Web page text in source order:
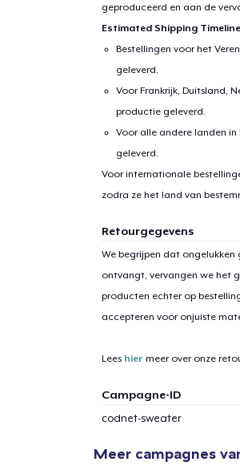
geproduceerd en aan de
Estimated Shipping
Bestellingen voor het
geleverd.
Voor Frankrijk, Duitsland,
productie geleverd.
Voor alle andere landen
geleverd.
Voor internationale
zodra ze het land van
Retourgegevens
We begrijpen dat ongelukken
ontvangt, vervangen we het
producten echter op
accepteren voor onjuiste
Lees hier meer over onze
Campagne-ID
codnet-sweater
Meer campagnes